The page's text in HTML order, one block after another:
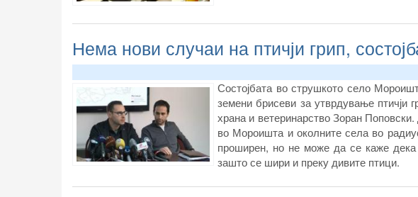
Нема нови случаи на птичји грип,
Состојбата во струшкото село
земени брисеви за утврдување птичји
храна и ветеринарство Зоран
во Мороишта и околните села во
проширен, но не може да се каже дека
зашто се шири и преку дивите птици.